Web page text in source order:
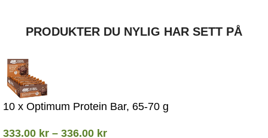
PRODUKTER DU NYLIG HAR SETT PÅ
10 x Optimum Protein Bar, 65-70 g
333.00 kr – 336.00 kr